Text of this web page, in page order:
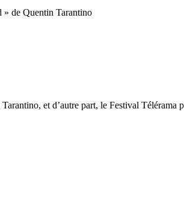
» de Quentin Tarantino
et d’autre part, le Festival Télérama